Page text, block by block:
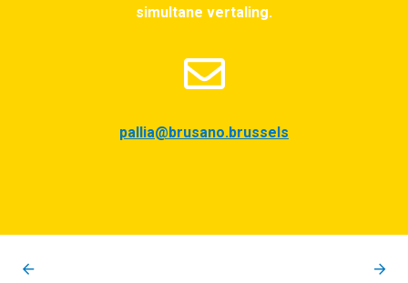
simultane vertaling.
pallia@brusano.brussels